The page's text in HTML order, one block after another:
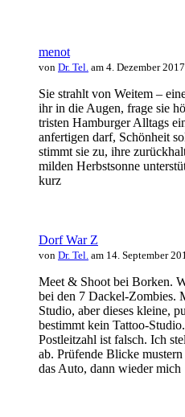
menot
von Dr. Tel. am 4. Dezember
Sie strahlt von Weitem –
ihr in die Augen, frage sie
tristen Hamburger Alltags
anfertigen darf, Schönheit
stimmt sie zu, ihre
milden Herbstsonne
kurz
Dorf War Z
von Dr. Tel. am 14. September
Meet & Shoot bei Borken.
bei den 7 Dackel-Zombies.
Studio, aber dieses kleine,
bestimmt kein Tattoo-
Postleitzahl ist falsch. Ich
ab. Prüfende Blicke
das Auto, dann wieder mich